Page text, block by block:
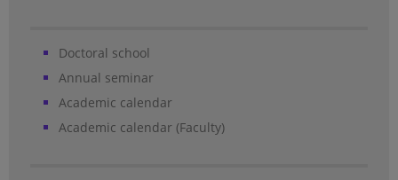
Doctoral school
Annual seminar
Academic calendar
Academic calendar (Faculty)